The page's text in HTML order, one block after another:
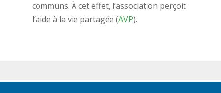
communs. À cet effet, l’association perçoit
l’aide à la vie partagée (AVP).